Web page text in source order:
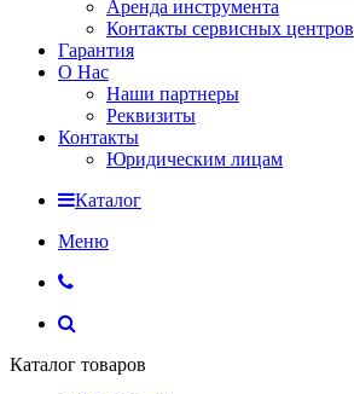
Аренда инструмента
Контакты сервисных центров
Гарантия
О Нас
Наши партнеры
Реквизиты
Контакты
Юридическим лицам
Каталог
Меню
Каталог товаров